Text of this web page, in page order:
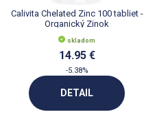
Calivita Chelated Zinc 100 tabliet -
Organický Zinok
skladom
14.95 €
-5.38%
DETAIL